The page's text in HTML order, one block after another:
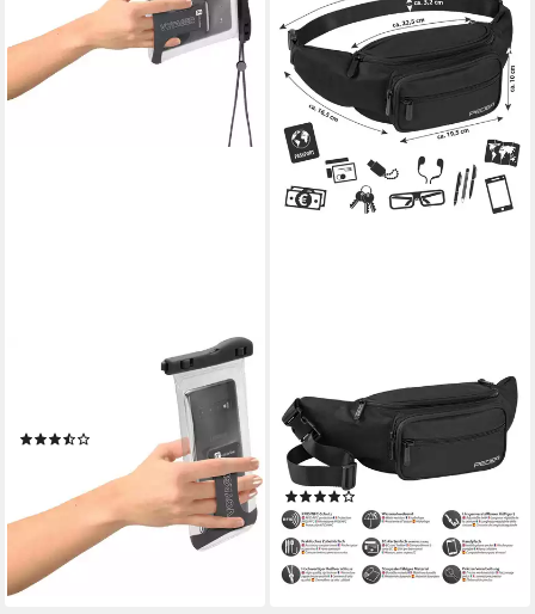
waterproof case universal
lieferbar - in 5-6 Werktagen bei dir
Bauchtasche Gürteltasche,
flexibel, wasserabweisend,
RFID/NFC - Schutz integriert,
wasserabweisend
23,39 €
lieferbar - in 5-6 Werktagen bei dir